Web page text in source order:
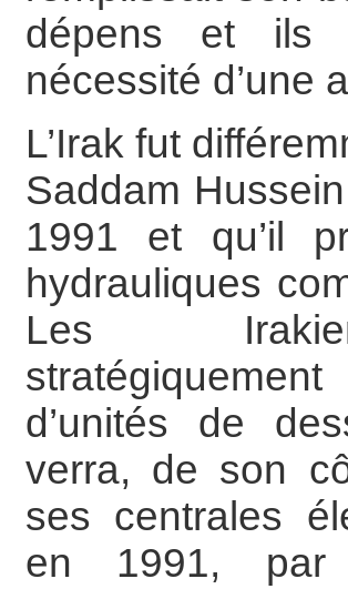
dépens et ils
nécessité d’une
L’Irak fut
Saddam
1991 et qu’il
hydrauliques
Les
d’unités de
verra, de son
ses centrales
en 1991, par